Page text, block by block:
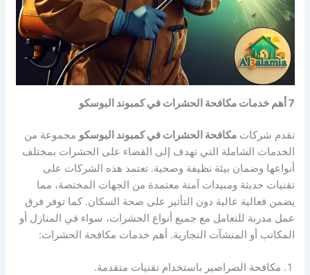
7 أهم خدمات مكافحة الحشرات في كمبوند البوسكو
تقدم شركاتمكافحة الحشرات في كمبوند البوسكو مجموعة من
الخدمات الشاملة التي تهدف إلى القضاء على الحشرات بمختلف
أنواعها وضمان بيئة نظيفة وصحية. تعتمد هذه الشركات على
تقنيات حديثة ومبيدات آمنة معتمدة من الجهات المختصة، مما
يضمن فعالية عالية دون التأثير على صحة السكان. كما توفر فرق
عمل مدربة للتعامل مع جميع أنواع الحشرات، سواء في المنازل أو
المكاتب أو المنشآت التجارية. أهم خدمات مكافحة الحشرات:
مكافحة الصراصير باستخدام تقنيات متقدمة.